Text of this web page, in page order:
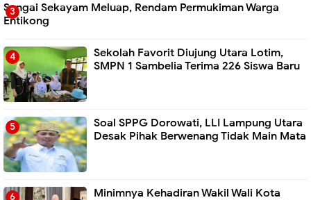
Sungai Sekayam Meluap, Rendam Permukiman Warga
Entikong
Sekolah Favorit Diujung Utara Lotim,
SMPN 1 Sambelia Terima 226 Siswa Baru ‎
Soal SPPG Dorowati, LLI Lampung Utara
Desak Pihak Berwenang Tidak Main Mata
Minimnya Kehadiran Wakil Wali Kota